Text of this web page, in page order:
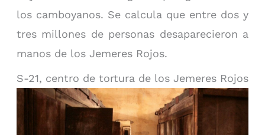
los camboyanos. Se calcula que entre dos y
tres millones de personas desaparecieron a
manos de los Jemeres Rojos.
S-21, centro de tortura de los Jemeres Rojos